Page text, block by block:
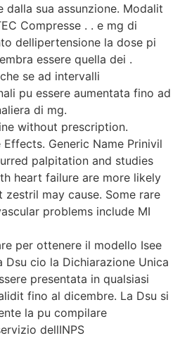
sua assunzione. Modalit
Compresse . . e mg di
dellipertensione la dose pi
essere quella dei .
se ad intervalli
pu essere aumentata fino ad
di mg.
without prescription.
Generic Name Prinivil
palpitation and studies
heart failure are more likely
may cause. Some rare
problems include MI
per ottenere il modello Isee
cio la Dichiarazione Unica
presentata in qualsiasi
fino al dicembre. La Dsu si
la pu compilare
dellINPS